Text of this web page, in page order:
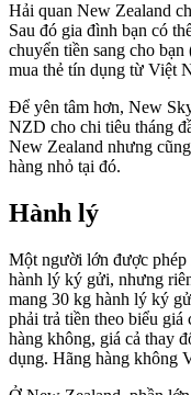
Hải quan New Zealand
Sau đó gia đình bạn có
chuyển tiền sang cho
mua thẻ tín dụng từ Việt
Để yên tâm hơn, New
NZD cho chi tiêu tháng
New Zealand nhưng
hàng nhỏ tại đó.
Hành lý
Một người lớn được phép
hành lý ký gửi, nhưng
mang 30 kg hành lý ký
phải trả tiền theo biểu giá
hàng không, giá cả thay
dụng. Hãng hàng không